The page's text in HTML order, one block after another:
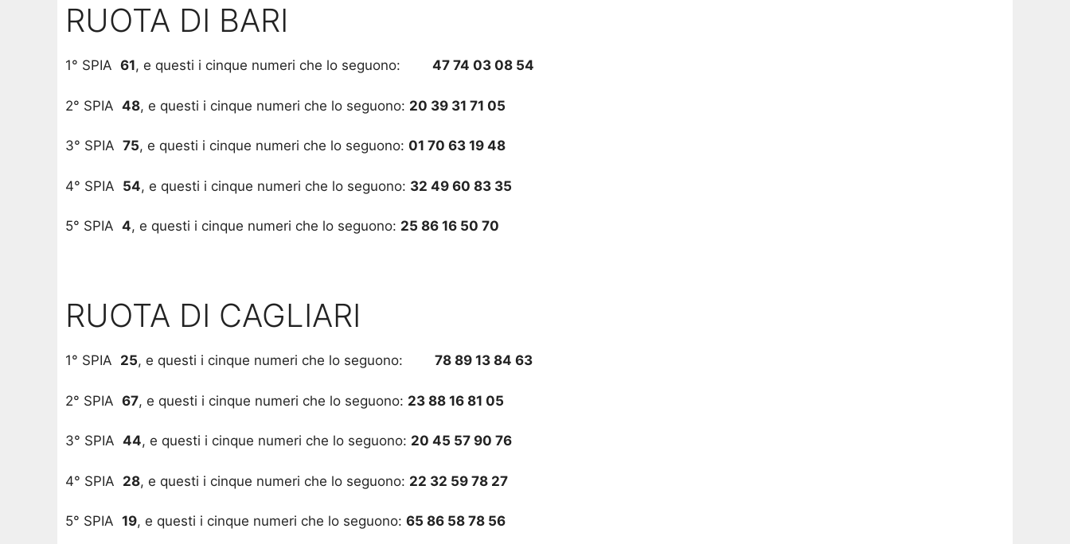
RUOTA DI BARI
1° SPIA 61, e questi i cinque numeri che lo seguono: 47 74 03 08 54
2° SPIA 48, e questi i cinque numeri che lo seguono: 20 39 31 71 05
3° SPIA 75, e questi i cinque numeri che lo seguono: 01 70 63 19 48
4° SPIA 54, e questi i cinque numeri che lo seguono: 32 49 60 83 35
5° SPIA 4, e questi i cinque numeri che lo seguono: 25 86 16 50 70
RUOTA DI CAGLIARI
1° SPIA 25, e questi i cinque numeri che lo seguono: 78 89 13 84 63
2° SPIA 67, e questi i cinque numeri che lo seguono: 23 88 16 81 05
3° SPIA 44, e questi i cinque numeri che lo seguono: 20 45 57 90 76
4° SPIA 28, e questi i cinque numeri che lo seguono: 22 32 59 78 27
5° SPIA 19, e questi i cinque numeri che lo seguono: 65 86 58 78 56